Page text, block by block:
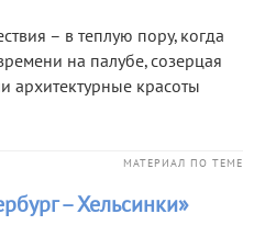
– в теплую пору, когда
на палубе, созерцая
архитектурные красоты
МАТЕРИАЛ ПО ТЕМЕ
– Хельсинки»